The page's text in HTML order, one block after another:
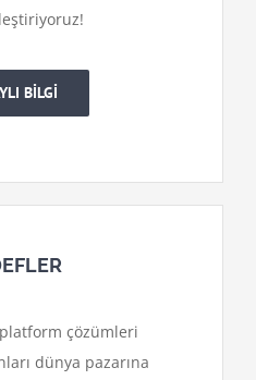
BİLGİ
çözümleri
dünya pazarına